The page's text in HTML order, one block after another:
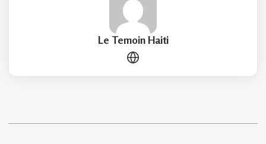
Le Temoin Haiti